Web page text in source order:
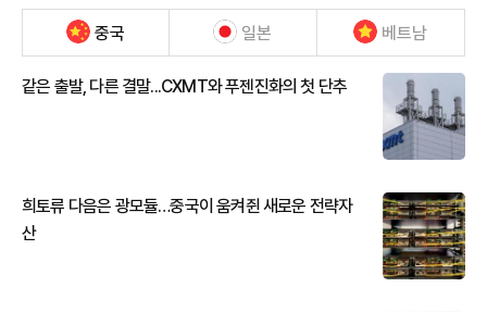
중국 일본 베트남
같은 출발, 다른 결말...CXMT와 푸젠진화의 첫 단추
희토류 다음은 광모듈…중국이 움켜쥔 새로운 전략자
산